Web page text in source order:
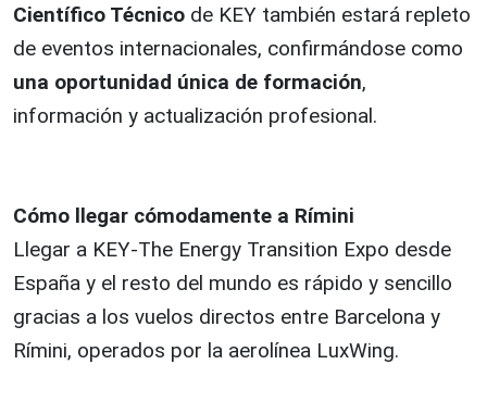
Científico Técnico de KEY también estará repleto
de eventos internacionales, confirmándose como
una oportunidad única de formación,
información y actualización profesional.
Cómo llegar cómodamente a Rímini
Llegar a KEY-The Energy Transition Expo desde
España y el resto del mundo es rápido y sencillo
gracias a los vuelos directos entre Barcelona y
Rímini, operados por la aerolínea LuxWing.